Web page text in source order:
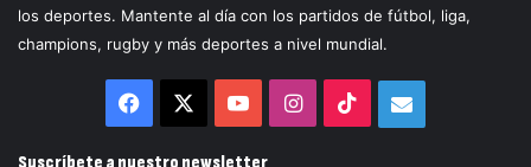
los deportes. Mantente al día con los partidos de fútbol, liga,
champions, rugby y más deportes a nivel mundial.
Facebook YouTubeInstagram
TikTokCorreo
Suscríbete a nuestro newsletter